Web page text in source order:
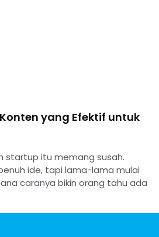
yang Efektif untuk
startup itu memang susah.
ide, tapi lama-lama mulai
caranya bikin orang tahu ada